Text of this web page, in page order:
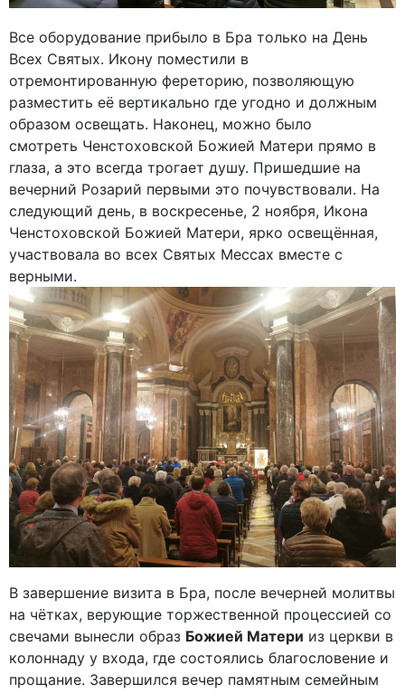
Все оборудование прибыло в Бра только на День
Всех Святых. Икону поместили в
отремонтированную фереторию, позволяющую
разместить её вертикально где угодно и должным
образом освещать. Наконец, можно было
смотреть Ченстоховской Божией Матери прямо в
глаза, а это всегда трогает душу. Пришедшие на
вечерний Розарий первыми это почувствовали. На
следующий день, в воскресенье, 2 ноября, Икона
Ченстоховской Божией Матери, ярко освещённая,
участвовала во всех Святых Мессах вместе с
верными.
В завершение визита в Бра, после вечерней молитвы
на чётках, верующие торжественной процессией со
свечами вынесли образ Божией Матери из церкви в
колоннаду у входа, где состоялись благословение и
прощание. Завершился вечер памятным семейным